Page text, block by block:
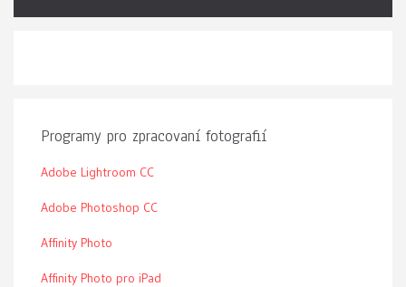
Programy pro zpracovaní fotografií
Adobe Lightroom CC
Adobe Photoshop CC
Affinity Photo
Affinity Photo pro iPad